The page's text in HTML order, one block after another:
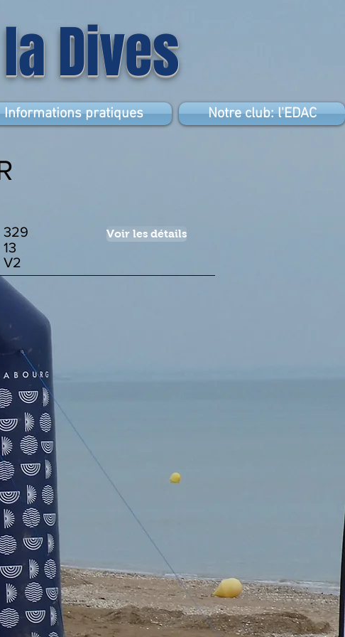
Dives
Informations pratiques Notre club: l'EDAC
329
13
V2
Voir les détails